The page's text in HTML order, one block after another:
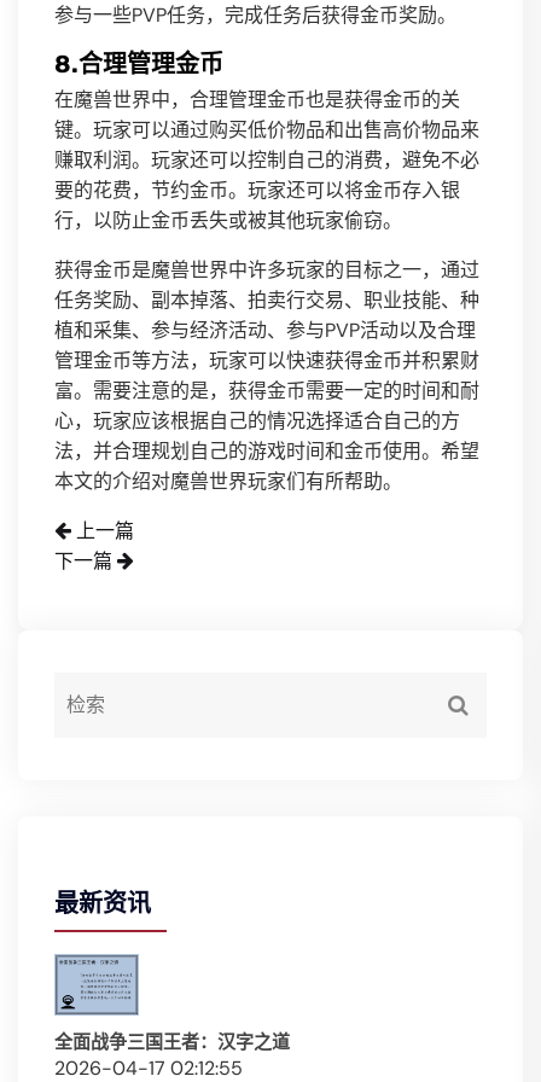
参与一些PVP任务，完成任务后获得金币奖励。
8.合理管理金币
在魔兽世界中，合理管理金币也是获得金币的关
键。玩家可以通过购买低价物品和出售高价物品来
赚取利润。玩家还可以控制自己的消费，避免不必
要的花费，节约金币。玩家还可以将金币存入银
行，以防止金币丢失或被其他玩家偷窃。
获得金币是魔兽世界中许多玩家的目标之一，通过
任务奖励、副本掉落、拍卖行交易、职业技能、种
植和采集、参与经济活动、参与PVP活动以及合理
管理金币等方法，玩家可以快速获得金币并积累财
富。需要注意的是，获得金币需要一定的时间和耐
心，玩家应该根据自己的情况选择适合自己的方
法，并合理规划自己的游戏时间和金币使用。希望
本文的介绍对魔兽世界玩家们有所帮助。
上一篇
下一篇
最新资讯
全面战争三国王者：汉字之道
2026-04-17 02:12:55